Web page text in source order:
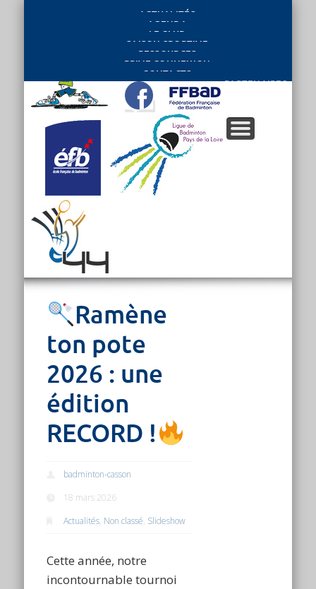
ACTUALITÉS
AGENDA
LE CLUB
SAISON SPORTIVE
RESSOURCES
PRIVE CONNEXION
CONTACTS
PARTENAIRES
Ramène
ton pote
2026 : une
édition
RECORD !
badminton-casson
18 mars 2026
Actualités, Non classé, Slideshow
Cette année, notre
incontournable tournoi